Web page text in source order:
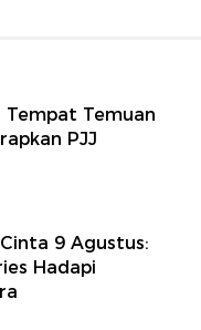
Tempat Temuan
PJJ
9 Agustus:
Hadapi